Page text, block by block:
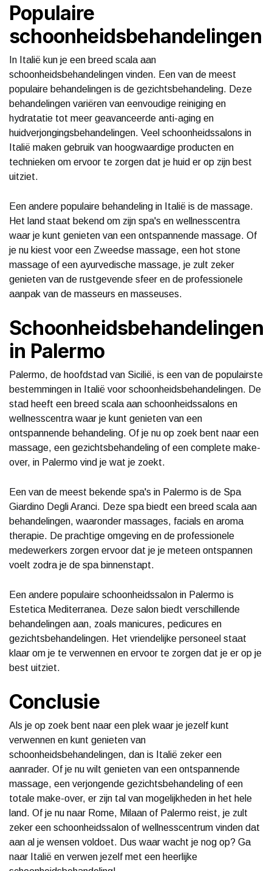
Populaire
schoonheidsbehandelingen
In Italië kun je een breed scala aan
schoonheidsbehandelingen vinden. Een van de meest
populaire behandelingen is de gezichtsbehandeling. Deze
behandelingen variëren van eenvoudige reiniging en
hydratatie tot meer geavanceerde anti-aging en
huidverjongingsbehandelingen. Veel schoonheidssalons in
Italië maken gebruik van hoogwaardige producten en
technieken om ervoor te zorgen dat je huid er op zijn best
uitziet.
Een andere populaire behandeling in Italië is de massage.
Het land staat bekend om zijn spa's en wellnesscentra
waar je kunt genieten van een ontspannende massage. Of
je nu kiest voor een Zweedse massage, een hot stone
massage of een ayurvedische massage, je zult zeker
genieten van de rustgevende sfeer en de professionele
aanpak van de masseurs en masseuses.
Schoonheidsbehandelingen
in Palermo
Palermo, de hoofdstad van Sicilië, is een van de populairste
bestemmingen in Italië voor schoonheidsbehandelingen. De
stad heeft een breed scala aan schoonheidssalons en
wellnesscentra waar je kunt genieten van een
ontspannende behandeling. Of je nu op zoek bent naar een
massage, een gezichtsbehandeling of een complete make-
over, in Palermo vind je wat je zoekt.
Een van de meest bekende spa's in Palermo is de Spa
Giardino Degli Aranci. Deze spa biedt een breed scala aan
behandelingen, waaronder massages, facials en aroma
therapie. De prachtige omgeving en de professionele
medewerkers zorgen ervoor dat je je meteen ontspannen
voelt zodra je de spa binnenstapt.
Een andere populaire schoonheidssalon in Palermo is
Estetica Mediterranea. Deze salon biedt verschillende
behandelingen aan, zoals manicures, pedicures en
gezichtsbehandelingen. Het vriendelijke personeel staat
klaar om je te verwennen en ervoor te zorgen dat je er op je
best uitziet.
Conclusie
Als je op zoek bent naar een plek waar je jezelf kunt
verwennen en kunt genieten van
schoonheidsbehandelingen, dan is Italië zeker een
aanrader. Of je nu wilt genieten van een ontspannende
massage, een verjongende gezichtsbehandeling of een
totale make-over, er zijn tal van mogelijkheden in het hele
land. Of je nu naar Rome, Milaan of Palermo reist, je zult
zeker een schoonheidssalon of wellnesscentrum vinden dat
aan al je wensen voldoet. Dus waar wacht je nog op? Ga
naar Italië en verwen jezelf met een heerlijke